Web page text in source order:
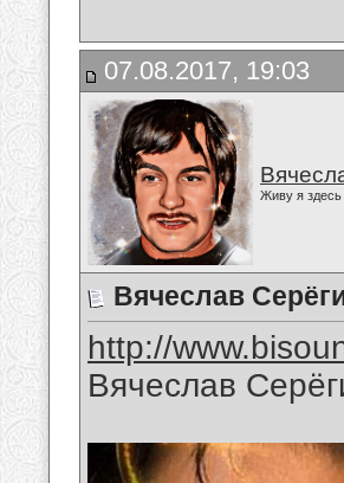
07.08.2017, 19:03
Живу я здесь
Вячеслав
http://
Вячеслав